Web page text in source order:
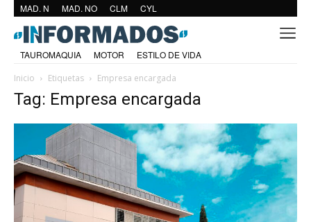
MAD. N MAD. NO CLM CYL
TAUROMAQUIA MOTOR
ESTILO DE VIDA
Inicio
Etiquetas Empresa encargada
Tag: Empresa encargada